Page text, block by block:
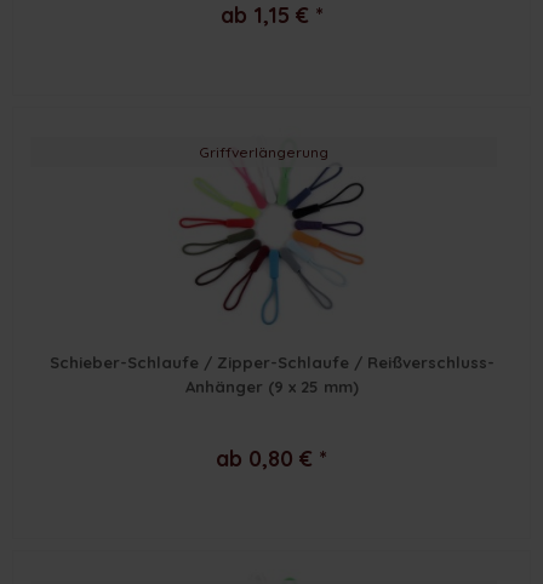
ab 1,15 € *
Griffverlängerung
Schieber-Schlaufe / Zipper-Schlaufe / Reißverschluss-
Anhänger (9 x 25 mm)
ab 0,80 € *